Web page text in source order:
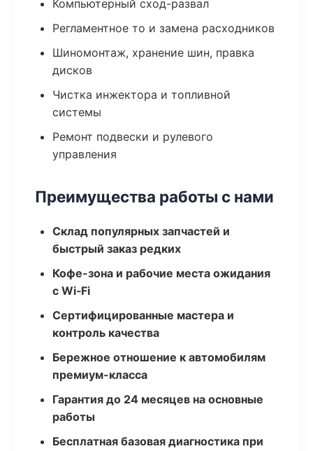
Компьютерный сход-развал
Регламентное то и замена расходников
Шиномонтаж, хранение шин, правка
дисков
Чистка инжектора и топливной
системы
Ремонт подвески и рулевого
управления
Преимущества работы с нами
Склад популярных запчастей и
быстрый заказ редких
Кофе-зона и рабочие места ожидания
с Wi‑Fi
Сертифицированные мастера и
контроль качества
Бережное отношение к автомобилям
премиум-класса
Гарантия до 24 месяцев на основные
работы
Бесплатная базовая диагностика при